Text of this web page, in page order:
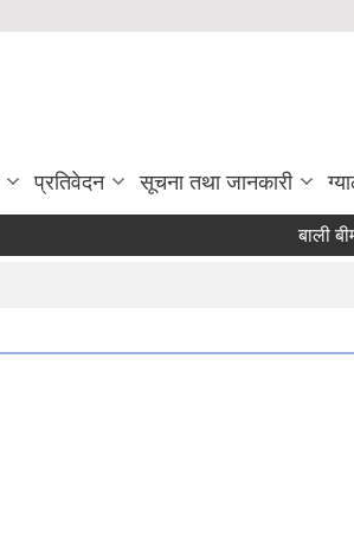
प्रतिवेदन सूचना तथा जानकारी
बाली